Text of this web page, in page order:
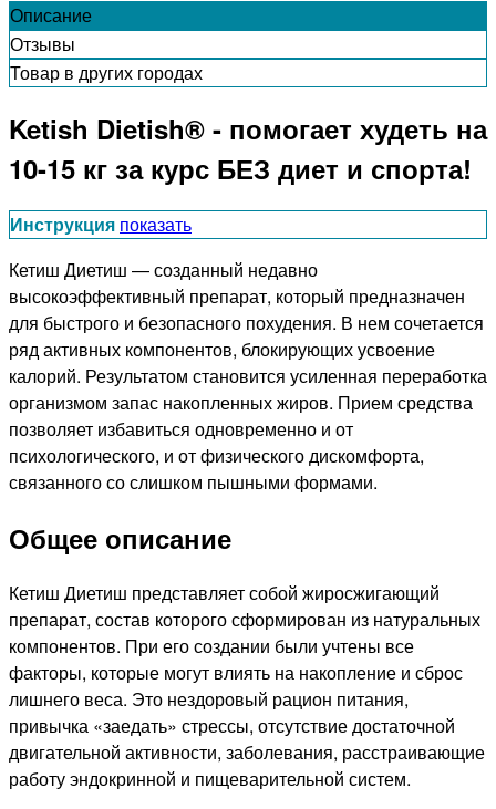
Описание
Отзывы
Товар в других городах
Ketish Dietish® - помогает худеть на
10-15 кг за курс БЕЗ диет и спорта!
Инструкция показать
Кетиш Диетиш — созданный недавно
высокоэффективный препарат, который предназначен
для быстрого и безопасного похудения. В нем сочетается
ряд активных компонентов, блокирующих усвоение
калорий. Результатом становится усиленная переработка
организмом запас накопленных жиров. Прием средства
позволяет избавиться одновременно и от
психологического, и от физического дискомфорта,
связанного со слишком пышными формами.
Общее описание
Кетиш Диетиш представляет собой жиросжигающий
препарат, состав которого сформирован из натуральных
компонентов. При его создании были учтены все
факторы, которые могут влиять на накопление и сброс
лишнего веса. Это нездоровый рацион питания,
привычка «заедать» стрессы, отсутствие достаточной
двигательной активности, заболевания, расстраивающие
работу эндокринной и пищеварительной систем.